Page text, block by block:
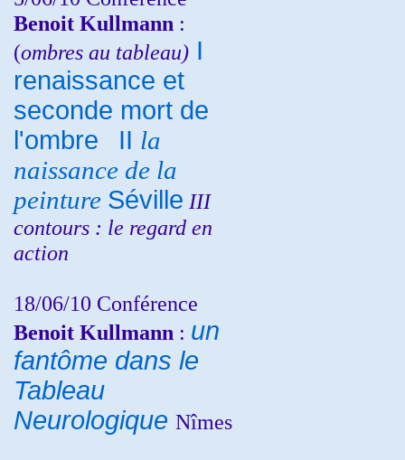
Benoit Kullmann :
(ombres au tableau) I
renaissance et
seconde mort de
l'ombre
II la
naissance de la
peinture Séville III
contours : le regard en
action
18/06/10 Conférence
Benoit Kullmann : un
fantôme dans le
Tableau
Neurologique Nîmes